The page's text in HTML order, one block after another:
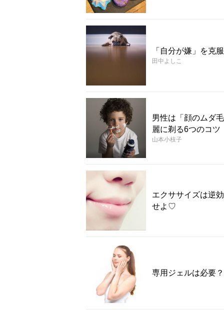
「自分が嫌」を克
田中よしこ
男性は「顔のムダ
麗に剃る6つのコツ
山本小枝子
エクササイズは逆
せよ♡
専用ジェルは必要